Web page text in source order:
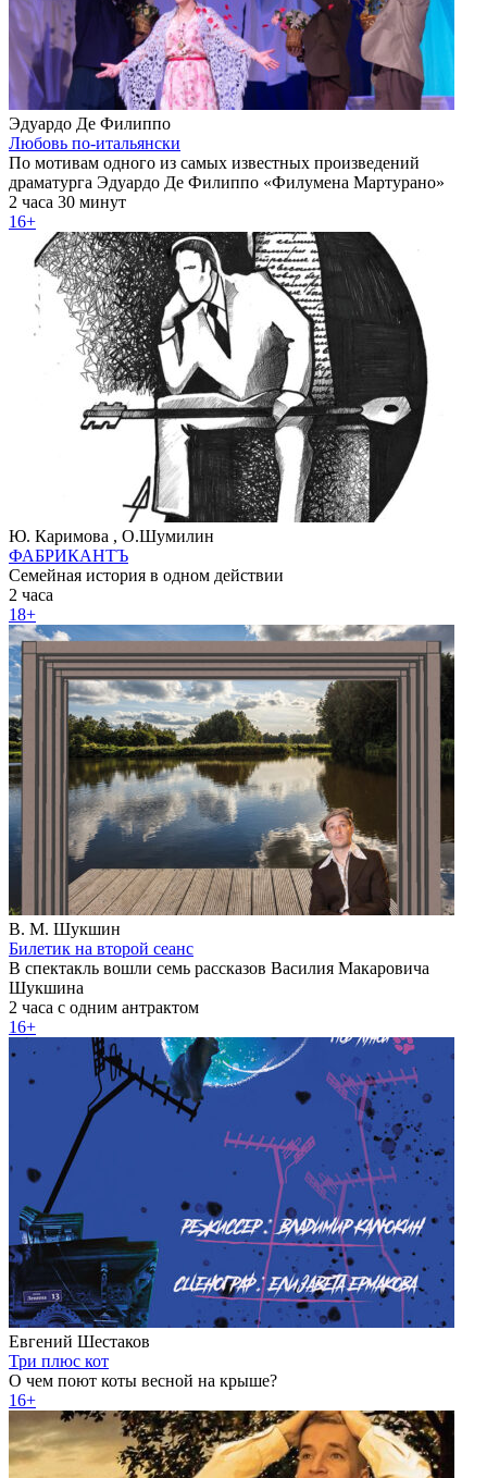
Эдуардо Де Филиппо
Любовь по-итальянски
По мотивам одного из самых известных произведений
драматурга Эдуардо Де Филиппо «Филумена Мартурано»
2 часа 30 минут
16+
Ю. Каримова , О.Шумилин
ФАБРИКАНТЪ
Семейная история в одном действии
2 часа
18+
В. М. Шукшин
Билетик на второй сеанс
В спектакль вошли семь рассказов Василия Макаровича
Шукшина
2 часа с одним антрактом
16+
Евгений Шестаков
Три плюс кот
О чем поют коты весной на крыше?
16+